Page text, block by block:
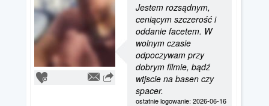
Jestem rozsądnym,
ceniącym szczerość i
oddanie facetem. W
wolnym czasie
odpoczywam przy
dobrym filmie, bądź
wtjscie na basen czy
spacer.
ostatnie logowanie: 2026-06-16